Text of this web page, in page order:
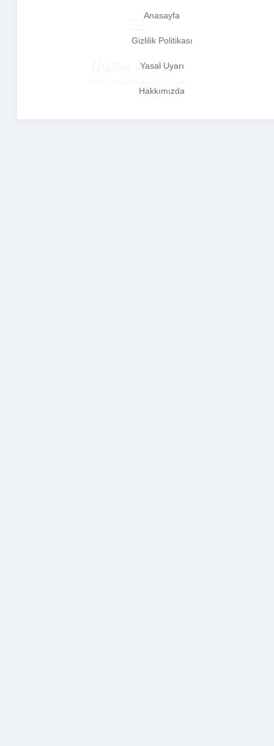
Anasayfa
Gizlilik Politikası
Yasal Uyarı
Hakkımızda
Üretim ve İlham